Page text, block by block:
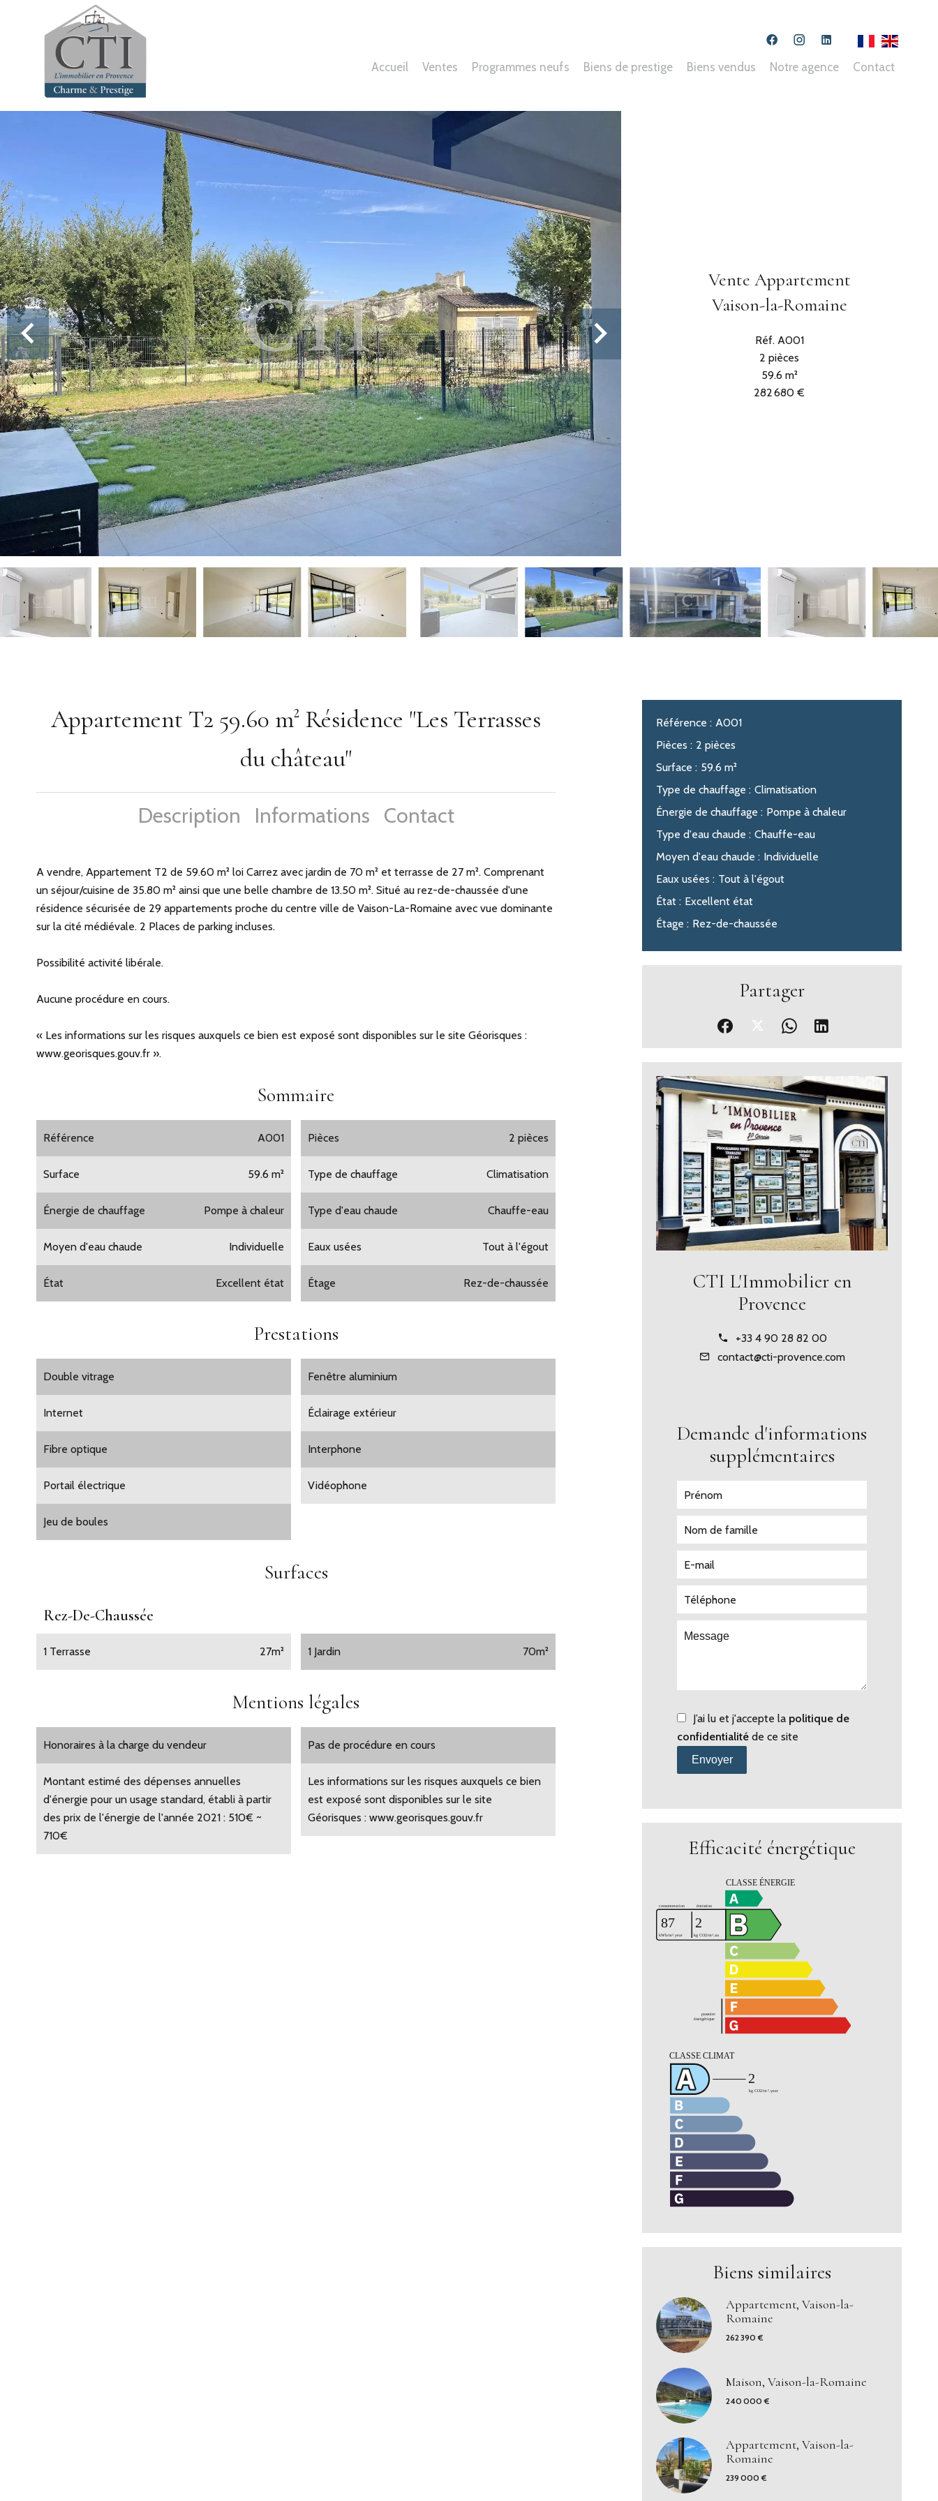
Accueil Ventes Programmes neufs Biens de prestige Biens vendus Notre agence Contact
Vente Appartement
Vaison-la-Romaine
Réf. A001
2 pièces
59.6 m²
282 680 €
Appartement T2 59.60 m² Résidence "Les Terrasses
du château"
Description Informations Contact
A vendre, Appartement T2 de 59.60 m² loi Carrez avec jardin de 70 m² et terrasse de 27 m². Comprenant
un séjour/cuisine de 35.80 m² ainsi que une belle chambre de 13.50 m². Situé au rez-de-chaussée d'une
résidence sécurisée de 29 appartements proche du centre ville de Vaison-La-Romaine avec vue dominante
sur la cité médiévale. 2 Places de parking incluses.
Possibilité activité libérale.
Aucune procédure en cours.
« Les informations sur les risques auxquels ce bien est exposé sont disponibles sur le site Géorisques :
www.georisques.gouv.fr ».
Sommaire
Référence A001 Pièces 2 pièces
Surface 59.6 m² Type de chauffage Climatisation
Énergie de chauffage Pompe à chaleur Type d'eau chaude Chauffe-eau
Moyen d'eau chaude Individuelle Eaux usées Tout à l'égout
État Excellent état Étage Rez-de-chaussée
Prestations
Double vitrage Fenêtre aluminium
Internet Éclairage extérieur
Fibre optique Interphone
Portail électrique Vidéophone
Jeu de boules
Surfaces
Rez-De-Chaussée
1 Jardin 70m²
1 Terrasse 27m²
Mentions légales
Honoraires à la charge du vendeur Pas de procédure en cours
Montant estimé des dépenses annuelles
d'énergie pour un usage standard, établi à partir
des prix de l'énergie de l'année 2021 : 510€ ~
710€
Les informations sur les risques auxquels ce bien
est exposé sont disponibles sur le site
Géorisques : www.georisques.gouv.fr
Référence
A001
Pièces
2 pièces
Surface
59.6 m²
Type de chauffage
Climatisation
Énergie de chauffage
Pompe à chaleur
Type d'eau chaude
Chauffe-eau
Moyen d'eau chaude
Individuelle
Eaux usées
Tout à l'égout
État
Excellent état
Étage
Rez-de-chaussée
Partager
CTI L'Immobilier en
Provence
+33 4 90 28 82 00
contact@cti-provence.com
Demande d'informations
supplémentaires
J’ai lu et j'accepte la politique de
confidentialité de ce site
Envoyer
Efficacité énergétique
Biens similaires
Appartement, Vaison-la-
Romaine
262 390 €
Maison, Vaison-la-Romaine
240 000 €
Appartement, Vaison-la-
Romaine
239 000 €